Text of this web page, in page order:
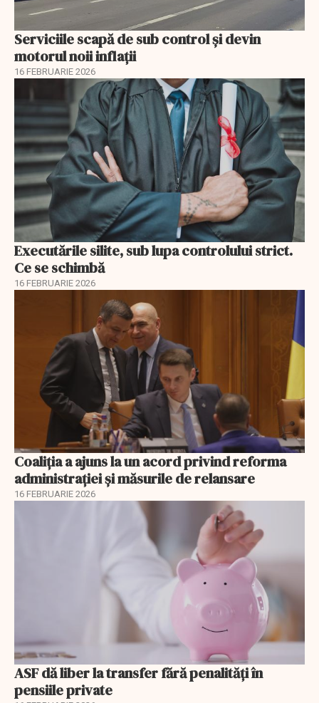
Serviciile scapă de sub control și devin
motorul noii inflații
16 FEBRUARIE 2026
Executările silite, sub lupa controlului strict.
Ce se schimbă
16 FEBRUARIE 2026
Coaliția a ajuns la un acord privind reforma
administrației și măsurile de relansare
16 FEBRUARIE 2026
ASF dă liber la transfer fără penalități în
pensiile private